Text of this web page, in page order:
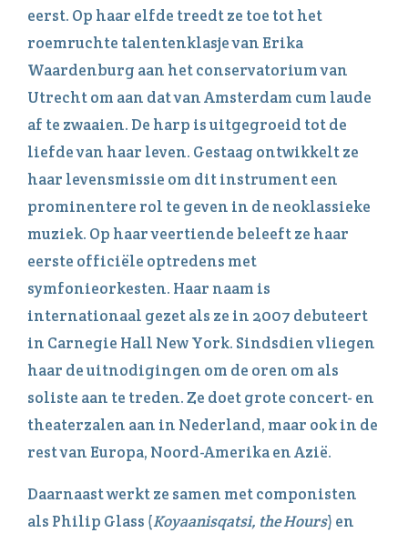
eerst. Op haar elfde treedt ze toe tot het
roemruchte talentenklasje van Erika
Waardenburg aan het conservatorium van
Utrecht om aan dat van Amsterdam cum laude
af te zwaaien. De harp is uitgegroeid tot de
liefde van haar leven. Gestaag ontwikkelt ze
haar levensmissie om dit instrument een
prominentere rol te geven in de neoklassieke
muziek. Op haar veertiende beleeft ze haar
eerste officiële optredens met
symfonieorkesten. Haar naam is
internationaal gezet als ze in 2007 debuteert
in Carnegie Hall New York. Sindsdien vliegen
haar de uitnodigingen om de oren om als
soliste aan te treden. Ze doet grote concert- en
theaterzalen aan in Nederland, maar ook in de
rest van Europa, Noord-Amerika en Azië.
Daarnaast werkt ze samen met componisten
als Philip Glass (Koyaanisqatsi, the Hours) en